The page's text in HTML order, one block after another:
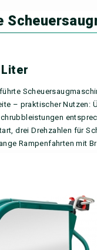
– praktischer Nutzen:
drei Drehzahlen für
Rampenfahrten mit